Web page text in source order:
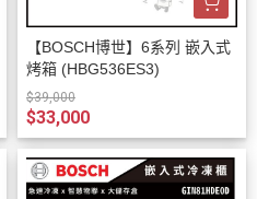
【BOSCH博世】6系列 嵌入式
烤箱 (HBG536ES3)
$39,000
$33,000